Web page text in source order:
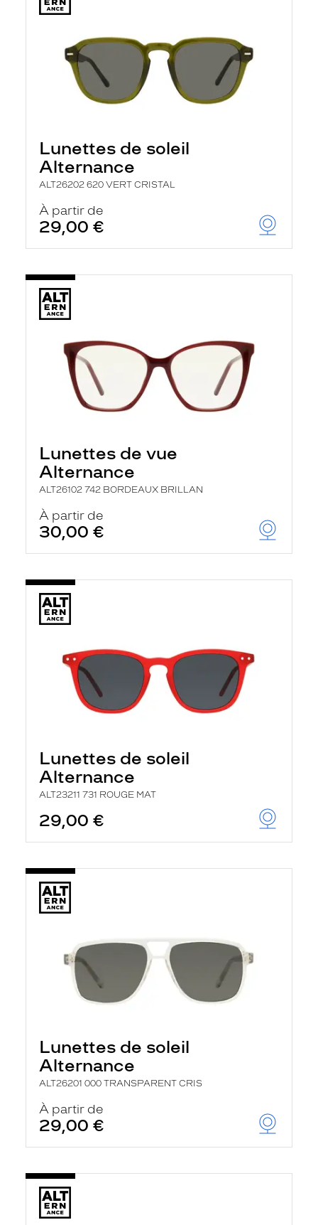
Lunettes de soleil
Alternance
ALT26202 620 VERT CRISTAL
À partir de
29,00 €
Lunettes de vue
Alternance
ALT26102 742 BORDEAUX BRILLAN
À partir de
30,00 €
Lunettes de soleil
Alternance
ALT23211 731 ROUGE MAT
29,00 €
Lunettes de soleil
Alternance
ALT26201 000 TRANSPARENT CRIS
À partir de
29,00 €